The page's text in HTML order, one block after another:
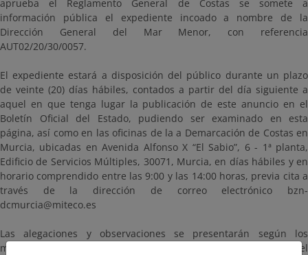
aprueba el Reglamento General de Costas se somete a
información pública el expediente incoado a nombre de la
Dirección General del Mar Menor, con referencia
AUT02/20/30/0057.
El expediente estará a disposición del público durante un plazo
de veinte (20) días hábiles, contados a partir del día siguiente a
aquel en que tenga lugar la publicación de este anuncio en el
Boletín Oficial del Estado, pudiendo ser examinado en esta
página, así como en las oficinas de la a Demarcación de Costas en
Murcia, ubicadas en Avenida Alfonso X “El Sabio”, 6 - 1ª planta,
Edificio de Servicios Múltiples, 30071, Murcia, en días hábiles y en
horario comprendido entre las 9:00 y las 14:00 horas, previa cita a
través de la dirección de correo electrónico bzn-
dcmurcia@miteco.es
Las alegaciones y observaciones se presentarán según los
mecanismos establecidos en la Ley 39/2015, de 1 de octubre, del